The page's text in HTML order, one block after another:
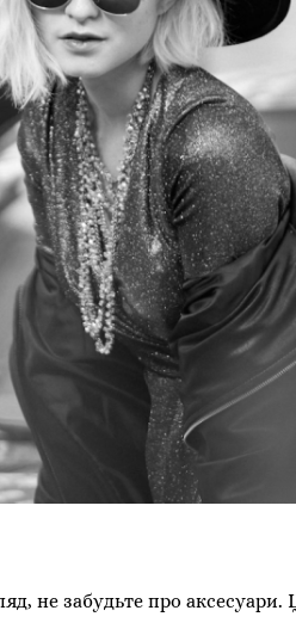
не забудьте про аксесуари.